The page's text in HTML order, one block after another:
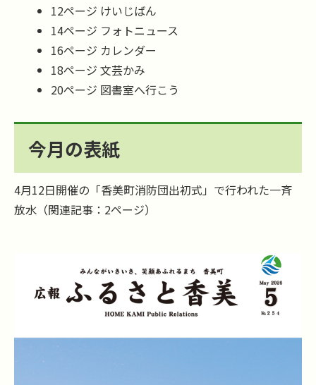
12ページ けいじばん
14ページ フォトニュース
16ページ カレンダー
18ページ 文芸かみ
20ページ 図書室へ行こう
今月の表紙
4月12日開催の「香美町消防団出初式」で行われた一斉
放水（関連記事：2ページ）